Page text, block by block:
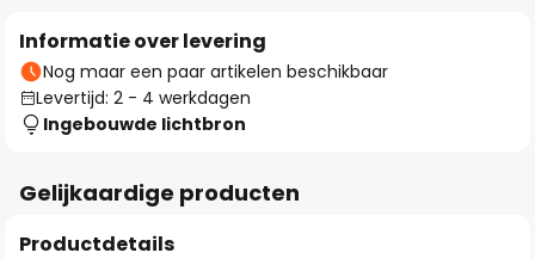
Informatie over levering
Nog maar een paar artikelen beschikbaar
Levertijd: 2 - 4 werkdagen
Ingebouwde lichtbron
Gelijkaardige producten
Productdetails